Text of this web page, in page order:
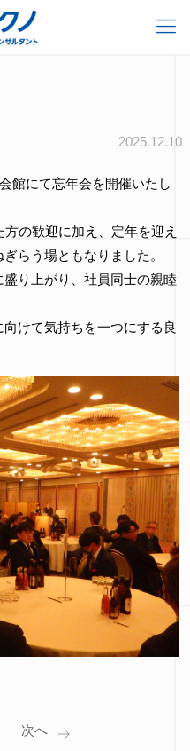
2025.12.10
館にて忘年会を開催いたし
の歓迎に加え、定年を迎え
らう場ともなりました。
り上がり、社員同士の親睦
けて気持ちを一つにする良